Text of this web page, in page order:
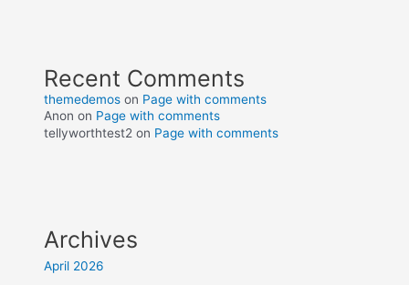
Recent Comments
themedemos on Page with comments
Anon on Page with comments
tellyworthtest2 on Page with comments
Archives
April 2026